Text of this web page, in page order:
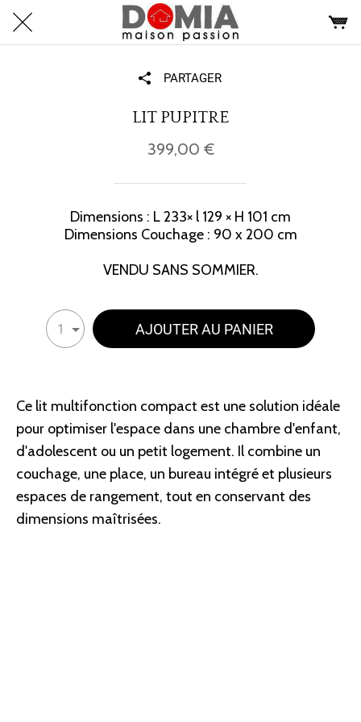
PARTAGER
LIT PUPITRE
399,00 €
Dimensions : L 233× l 129 × H 101 cm
Dimensions Couchage : 90 x 200 cm
VENDU SANS SOMMIER.
1 AJOUTER AU PANIER
Ce lit multifonction compact est une solution idéale
pour optimiser l'espace dans une chambre d'enfant,
d'adolescent ou un petit logement. Il combine un
couchage, une place, un bureau intégré et plusieurs
espaces de rangement, tout en conservant des
dimensions maîtrisées.